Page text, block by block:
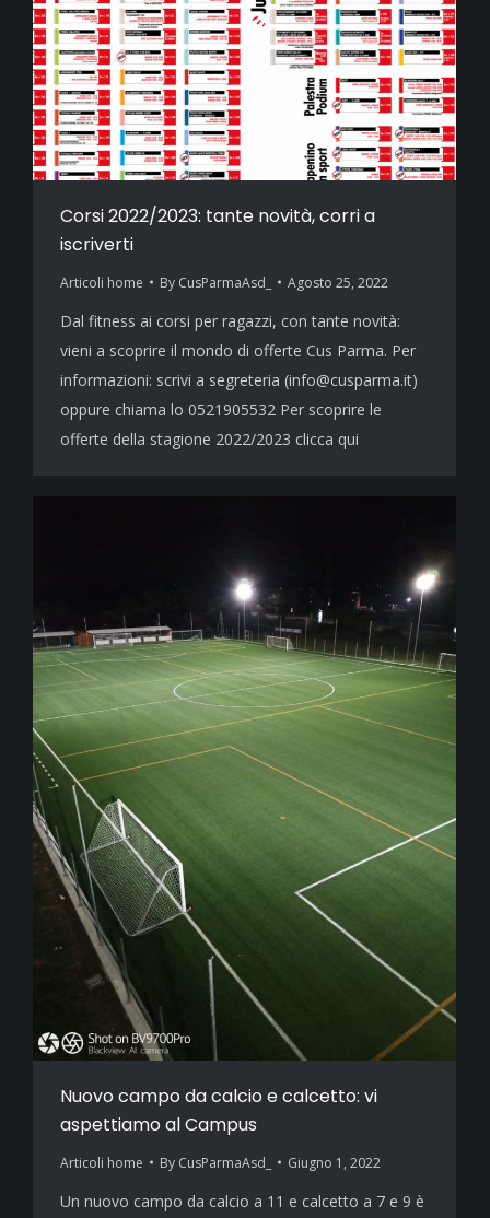
Corsi 2022/2023: tante novità, corri a
iscriverti
Articoli home By CusParmaAsd_ Agosto 25, 2022
Dal fitness ai corsi per ragazzi, con tante novità:
vieni a scoprire il mondo di offerte Cus Parma. Per
informazioni: scrivi a segreteria (info@cusparma.it)
oppure chiama lo 0521905532 Per scoprire le
offerte della stagione 2022/2023 clicca qui
Nuovo campo da calcio e calcetto: vi
aspettiamo al Campus
Articoli home By CusParmaAsd_ Giugno 1, 2022
Un nuovo campo da calcio a 11 e calcetto a 7 e 9 è